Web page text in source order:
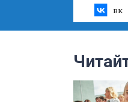
вк